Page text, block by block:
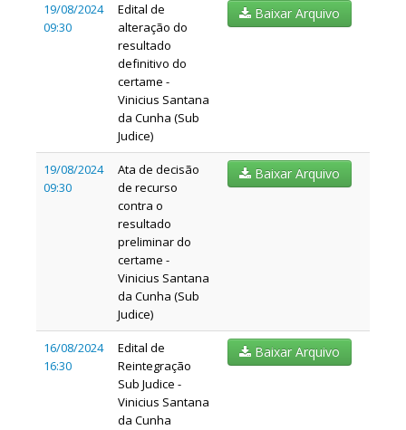
19/08/2024
09:30
Edital de
alteração do
resultado
definitivo do
certame -
Vinicius Santana
da Cunha (Sub
Judice)
Baixar Arquivo
19/08/2024
09:30
Ata de decisão
de recurso
contra o
resultado
preliminar do
certame -
Vinicius Santana
da Cunha (Sub
Judice)
Baixar Arquivo
16/08/2024
16:30
Edital de
Reintegração
Sub Judice -
Vinicius Santana
da Cunha
Baixar Arquivo